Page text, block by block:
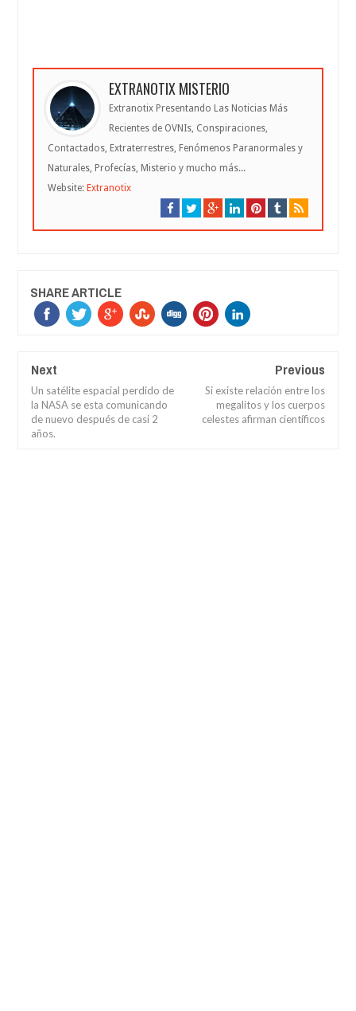
EXTRANOTIX MISTERIO
Extranotix Presentando Las Noticias Más
Recientes de OVNIs, Conspiraciones,
Contactados, Extraterrestres, Fenómenos Paranormales y
Naturales, Profecías, Misterio y mucho más...
Website: Extranotix
SHARE ARTICLE
Next
Un satélite espacial perdido de
la NASA se esta comunicando
de nuevo después de casi 2
años.
Previous
Si existe relación entre los
megalitos y los cuerpos
celestes afirman científicos